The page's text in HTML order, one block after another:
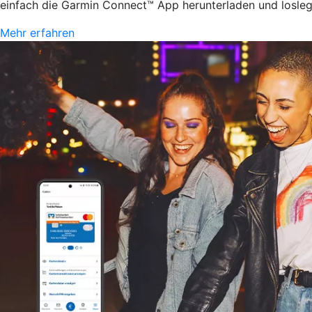
einfach die Garmin Connect™ App herunterladen und
Mehr erfahren